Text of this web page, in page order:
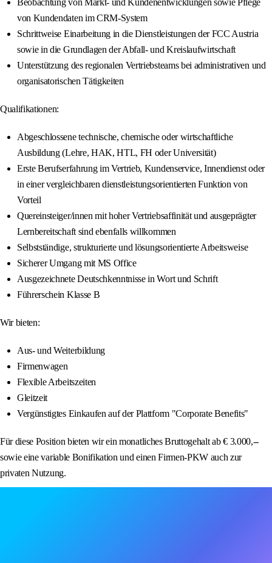
Beobachtung von Markt- und Kundenentwicklungen sowie Pflege
von Kundendaten im CRM-System
Schrittweise Einarbeitung in die Dienstleistungen der FCC Austria
sowie in die Grundlagen der Abfall- und Kreislaufwirtschaft
Unterstützung des regionalen Vertriebsteams bei administrativen und
organisatorischen Tätigkeiten
Qualifikationen:
Abgeschlossene technische, chemische oder wirtschaftliche
Ausbildung (Lehre, HAK, HTL, FH oder Universität)
Erste Berufserfahrung im Vertrieb, Kundenservice, Innendienst oder
in einer vergleichbaren dienstleistungsorientierten Funktion von
Vorteil
Quereinsteiger/innen mit hoher Vertriebsaffinität und ausgeprägter
Lernbereitschaft sind ebenfalls willkommen
Selbstständige, strukturierte und lösungsorientierte Arbeitsweise
Sicherer Umgang mit MS Office
Ausgezeichnete Deutschkenntnisse in Wort und Schrift
Führerschein Klasse B
Wir bieten:
Aus- und Weiterbildung
Firmenwagen
Flexible Arbeitszeiten
Gleitzeit
Vergünstigtes Einkaufen auf der Plattform "Corporate Benefits"
Für diese Position bieten wir ein monatliches Bruttogehalt ab € 3.000,--
sowie eine variable Bonifikation und einen Firmen-PKW auch zur
privaten Nutzung.